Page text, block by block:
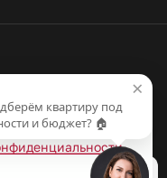
сайте, носит
и ни при каких условиях
положениями статьи
×
квартиру под
и бюджет? 🏠
сайт работал